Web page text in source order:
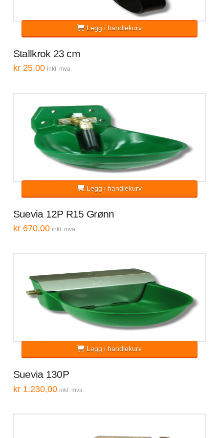
Stallkrok 23 cm
kr25,00 inkl. mva.
Legg i handlekurv
Suevia 12P R15 Grønn
kr670,00 inkl. mva.
Legg i handlekurv
Suevia 130P
kr1.230,00 inkl. mva.
Legg i handlekurv